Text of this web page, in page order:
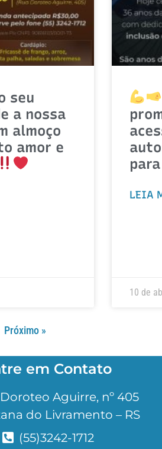
seu
a nossa
almoço
amor e
LEIA
10 de
Próximo »
em Contato
Aguirre, nº 405
do Livramento – RS
(55)3242-1712